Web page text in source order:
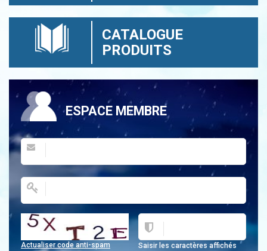
CATALOGUE
PRODUITS
ESPACE MEMBRE
Saisir les caractères affichés
Actualiser code anti-spam